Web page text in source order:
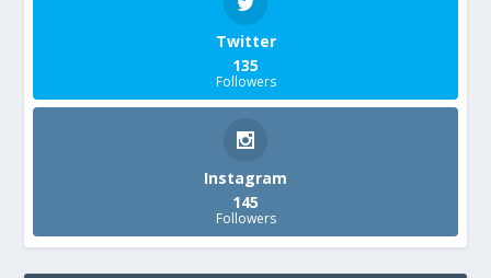
Twitter
135
Followers
Instagram
145
Followers